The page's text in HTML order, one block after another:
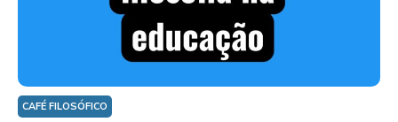
CAFÉ FILOSÓFICO